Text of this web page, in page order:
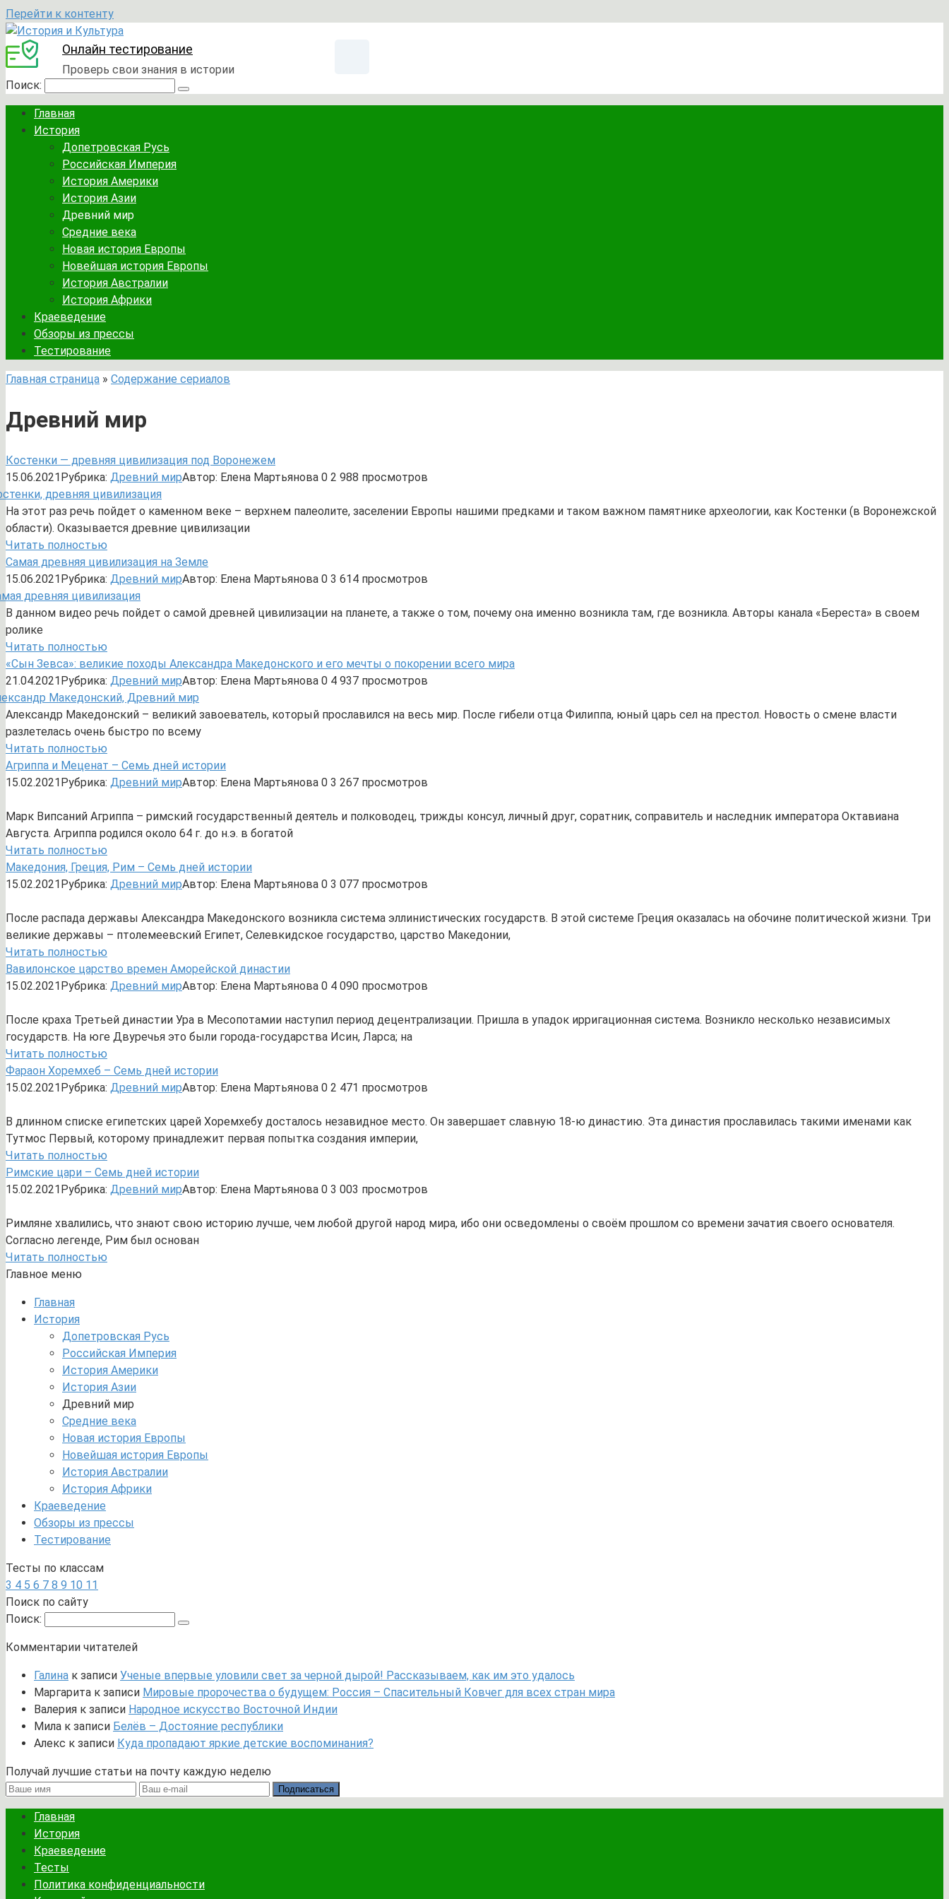
Перейти к контенту
Онлайн тестирование
Проверь свои знания в истории
Поиск:
Главная
История
Допетровская Русь
Российская Империя
История Америки
История Азии
Древний мир
Средние века
Новая история Европы
Новейшая история Европы
История Австралии
История Африки
Краеведение
Обзоры из прессы
Тестирование
Главная страница » Содержание сериалов
Древний мир
Костенки — древняя цивилизация под Воронежем
15.06.2021Рубрика: Древний мирАвтор: Елена Мартьянова 0 2 988 просмотров
На этот раз речь пойдет о каменном веке – верхнем палеолите, заселении Европы нашими предками и таком важном памятнике археологии, как Костенки (в Воронежской
области). Оказывается древние цивилизации
Читать полностью
Самая древняя цивилизация на Земле
15.06.2021Рубрика: Древний мирАвтор: Елена Мартьянова 0 3 614 просмотров
В данном видео речь пойдет о самой древней цивилизации на планете, а также о том, почему она именно возникла там, где возникла. Авторы канала «Береста» в своем
ролике
Читать полностью
«Сын Зевса»: великие походы Александра Македонского и его мечты о покорении всего мира
21.04.2021Рубрика: Древний мирАвтор: Елена Мартьянова 0 4 937 просмотров
Александр Македонский – великий завоеватель, который прославился на весь мир. После гибели отца Филиппа, юный царь сел на престол. Новость о смене власти
разлетелась очень быстро по всему
Читать полностью
Агриппа и Меценат – Семь дней истории
15.02.2021Рубрика: Древний мирАвтор: Елена Мартьянова 0 3 267 просмотров
Марк Випсаний Агриппа – римский государственный деятель и полководец, трижды консул, личный друг, соратник, соправитель и наследник императора Октавиана
Августа. Агриппа родился около 64 г. до н.э. в богатой
Читать полностью
Македония, Греция, Рим – Семь дней истории
15.02.2021Рубрика: Древний мирАвтор: Елена Мартьянова 0 3 077 просмотров
После распада державы Александра Македонского возникла система эллинистических государств. В этой системе Греция оказалась на обочине политической жизни. Три
великие державы – птолемеевский Египет, Селевкидское государство, царство Македонии,
Читать полностью
Вавилонское царство времен Аморейской династии
15.02.2021Рубрика: Древний мирАвтор: Елена Мартьянова 0 4 090 просмотров
После краха Третьей династии Ура в Месопотамии наступил период децентрализации. Пришла в упадок ирригационная система. Возникло несколько независимых
государств. На юге Двуречья это были города-государства Исин, Ларса; на
Читать полностью
Фараон Хоремхеб – Семь дней истории
15.02.2021Рубрика: Древний мирАвтор: Елена Мартьянова 0 2 471 просмотров
В длинном списке египетских царей Хоремхебу досталось незавидное место. Он завершает славную 18-ю династию. Эта династия прославилась такими именами как
Тутмос Первый, которому принадлежит первая попытка создания империи,
Читать полностью
Римские цари – Семь дней истории
15.02.2021Рубрика: Древний мирАвтор: Елена Мартьянова 0 3 003 просмотров
Римляне хвалились, что знают свою историю лучше, чем любой другой народ мира, ибо они осведомлены о своём прошлом со времени зачатия своего основателя.
Согласно легенде, Рим был основан
Читать полностью
Главное меню
Главная
История
Допетровская Русь
Российская Империя
История Америки
История Азии
Древний мир
Средние века
Новая история Европы
Новейшая история Европы
История Австралии
История Африки
Краеведение
Обзоры из прессы
Тестирование
Тесты по классам
3 4 5 6 7 8 9 10 11
Поиск по сайту
Поиск:
Комментарии читателей
Галина к записи Ученые впервые уловили свет за черной дырой! Рассказываем, как им это удалось
Маргарита к записи Мировые пророчества о будущем: Россия – Спасительный Ковчег для всех стран мира
Валерия к записи Народное искусство Восточной Индии
Мила к записи Белёв – Достояние республики
Алекс к записи Куда пропадают яркие детские воспоминания?
Получай лучшие статьи на почту каждую неделю
Подписаться
Главная
История
Краеведение
Тесты
Политика конфиденциальности